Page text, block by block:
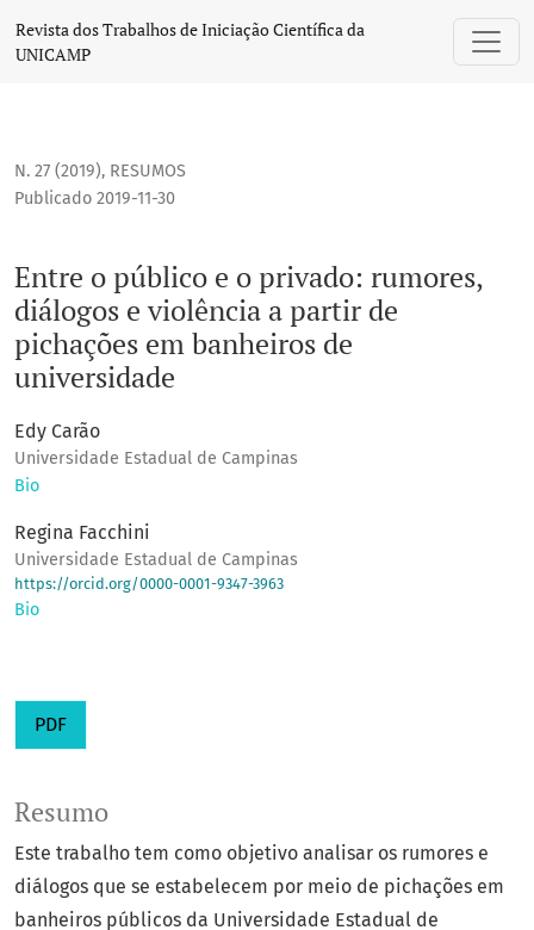
Entre o público e o privado: rumores, diálogos e
Revista dos Trabalhos de Iniciação Científica da
UNICAMP
N. 27 (2019), RESUMOS
Entre o público e o privado: rumores,
diálogos e violência a partir de
pichações em banheiros de
universidade
Publicado 2019-11-30
Edy Carão
Universidade Estadual de Campinas
Bio
Regina Facchini
Universidade Estadual de Campinas
https://orcid.org/0000-0001-9347-3963
Bio
PDF
Resumo
Este trabalho tem como objetivo analisar os rumores e
diálogos que se estabelecem por meio de pichações em
banheiros públicos da Universidade Estadual de